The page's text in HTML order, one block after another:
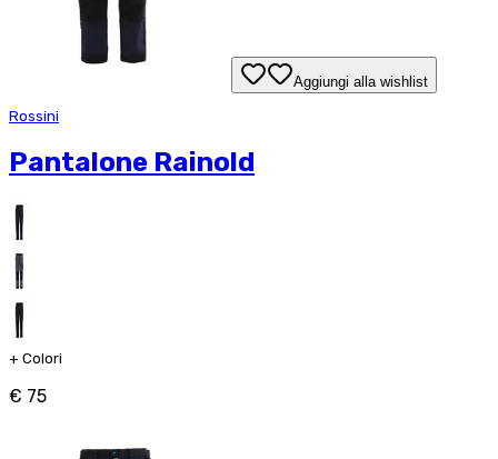
Aggiungi alla wishlist
Rossini
Pantalone Rainold
+ Colori
€ 75